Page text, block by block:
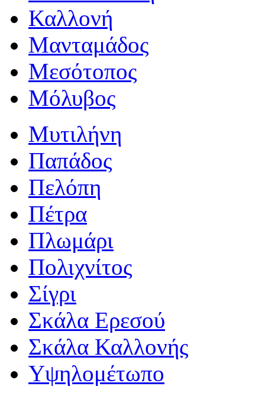
Καλλονή
Μανταμάδος
Μεσότοπος
Μόλυβος
Μυτιλήνη
Παπάδος
Πελόπη
Πέτρα
Πλωμάρι
Πολιχνίτος
Σίγρι
Σκάλα Ερεσού
Σκάλα Καλλονής
Υψηλομέτωπο